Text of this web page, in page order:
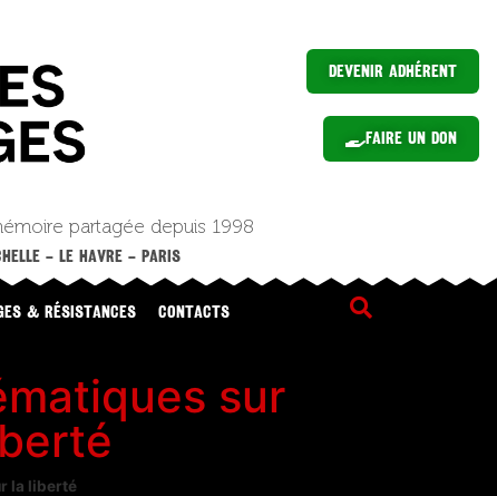
Devenir Adhérent
Faire un Don
partagée depuis 1998
– LE HAVRE – PARIS
& RÉSISTANCES CONTACTS
sur
la liberté